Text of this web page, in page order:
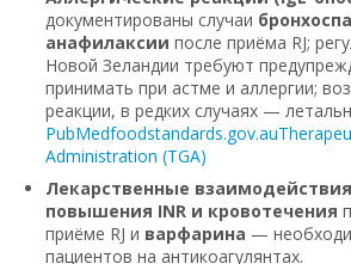
документированы случаи
анафилаксии после приёма RJ;
Новой Зеландии требуют
принимать при астме и аллергии;
реакции, в редких случаях —
PubMedfoodstandards.gov.au
Administration (TGA)
Лекарственные
повышения INR и кровотечения
приёме RJ и варфарина —
пациентов на антикоагулянтах.